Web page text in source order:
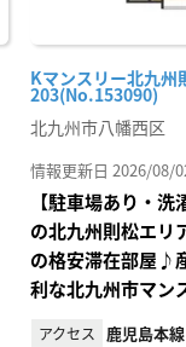
Kマンスリー北九州
203(No.153090)
北九州市八幡西区
情報更新日 2026/08/
【駐車場あり・
の北九州則松エリ
の格安滞在部屋♪
利な北九州市マン
アクセス 鹿児島本線